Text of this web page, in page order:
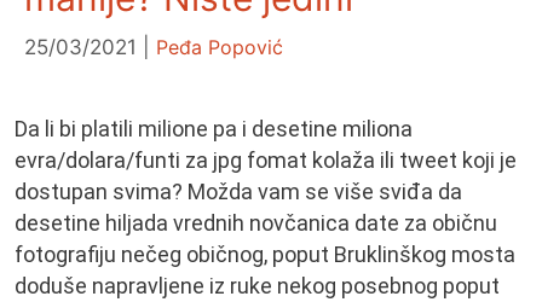
25/03/2021 Peđa Popović
Da li bi platili milione pa i desetine miliona
evra/dolara/funti za jpg fomat kolaža ili tweet koji je
dostupan svima? Možda vam se više sviđa da
desetine hiljada vrednih novčanica date za običnu
fotografiju nečeg običnog, poput Bruklinškog mosta
doduše napravljene iz ruke nekog posebnog poput